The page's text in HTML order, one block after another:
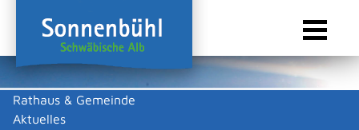
Rathaus & Gemeinde
Aktuelles
Sie sind hier: